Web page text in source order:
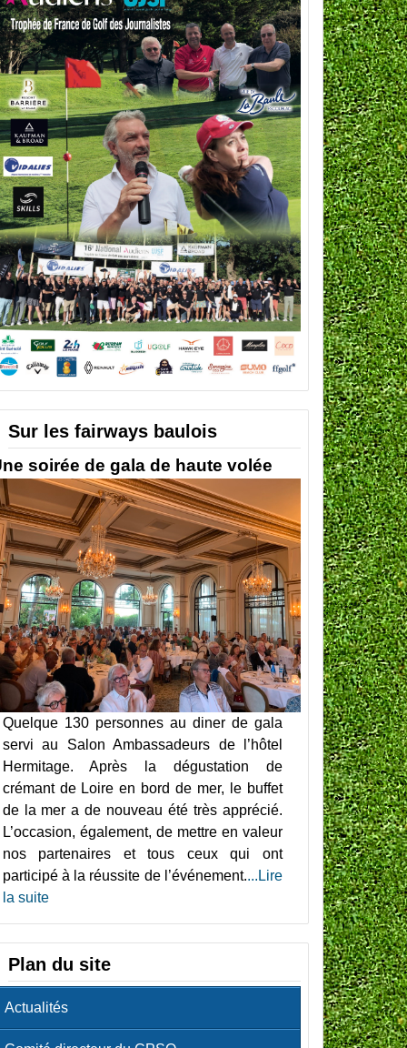
Sur les fairways baulois
soirée de gala de haute volée
Quelque 130 personnes au diner de gala
servi au Salon Ambassadeurs de l’hôtel
Hermitage. Après la dégustation de
crémant de Loire en bord de mer, le buffet
de la mer a de nouveau été très apprécié.
L’occasion, également, de mettre en valeur
nos partenaires et tous ceux qui ont
participé à la réussite de l’événement....Lire
la suite
Plan du site
Actualités